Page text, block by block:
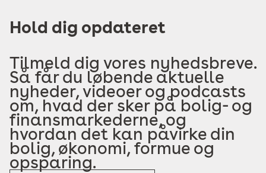
Hold dig opdateret
Tilmeld dig vores nyhedsbreve.
Så får du løbende aktuelle
nyheder, videoer og podcasts
om, hvad der sker på bolig- og
finansmarkederne, og
hvordan det kan påvirke din
bolig, økonomi, formue og
opsparing.